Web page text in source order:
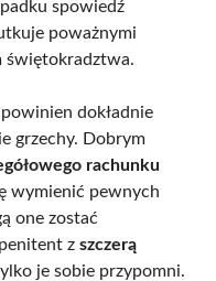
spowiedź
poważnymi
świętokradztwa.
dokładnie
grzechy. Dobrym
rachunku
wymienić pewnych
one zostać
z szczerą
je sobie przypomni.